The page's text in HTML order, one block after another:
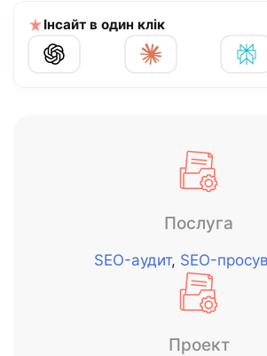
Інсайт в один клік
Послуга
SEO-аудит, SEO-
Проект